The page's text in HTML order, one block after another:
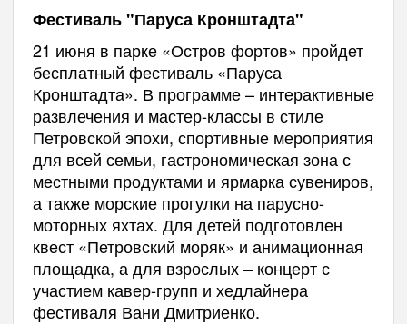
Фестиваль "Паруса Кронштадта"
21 июня в парке «Остров фортов» пройдет
бесплатный фестиваль «Паруса
Кронштадта». В программе – интерактивные
развлечения и мастер-классы в стиле
Петровской эпохи, спортивные мероприятия
для всей семьи, гастрономическая зона с
местными продуктами и ярмарка сувениров,
а также морские прогулки на парусно-
моторных яхтах. Для детей подготовлен
квест «Петровский моряк» и анимационная
площадка, а для взрослых – концерт с
участием кавер-групп и хедлайнера
фестиваля Вани Дмитриенко.